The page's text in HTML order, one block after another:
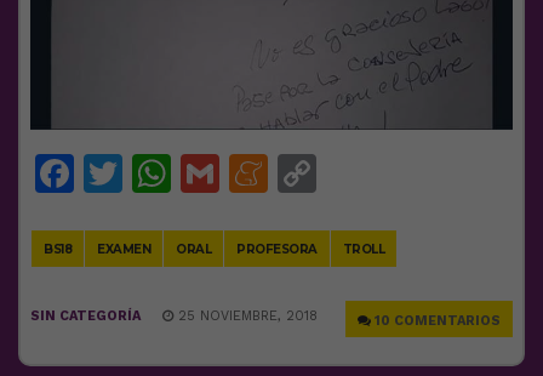
Facebook
Twitter
WhatsApp
GmailMeneame
BS18 EXAMEN ORAL PROFESORA TROLL
10 COMENTARIOS
SIN CATEGORÍA 25 NOVIEMBRE, 2018